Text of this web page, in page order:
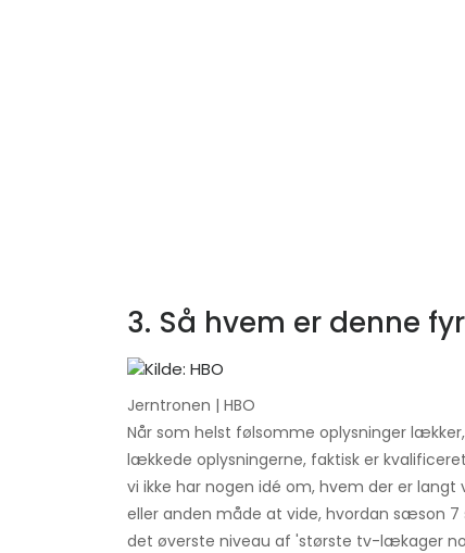
3. Så hvem er denne
Jerntronen | HBO
Når som helst følsomme oplysninger
lækkede oplysningerne, faktisk er
vi ikke har nogen idé om, hvem der er
eller anden måde at vide, hvordan sæson 7
det øverste niveau af 'største tv-lækager